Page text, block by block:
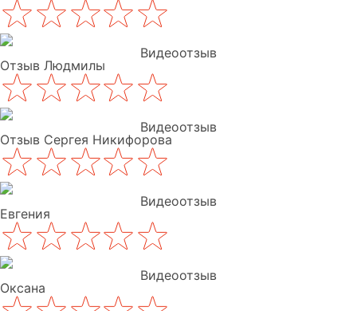
Видеоотзыв
Отзыв Людмилы
Видеоотзыв
Отзыв Сергея Никифорова
Видеоотзыв
Евгения
Видеоотзыв
Оксана